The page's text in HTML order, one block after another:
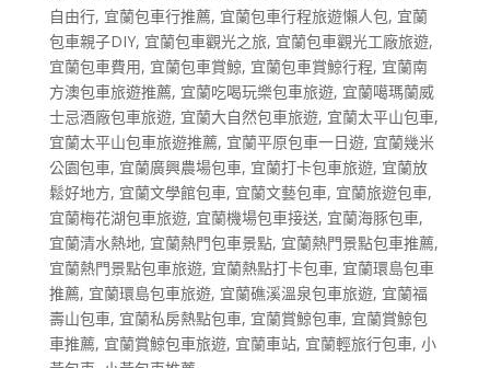
自由行, 宜蘭包車行推薦, 宜蘭包車行程旅遊懶人包, 宜蘭
包車親子DIY, 宜蘭包車觀光之旅, 宜蘭包車觀光工廠旅遊,
宜蘭包車費用, 宜蘭包車賞鯨, 宜蘭包車賞鯨行程, 宜蘭南
方澳包車旅遊推薦, 宜蘭吃喝玩樂包車旅遊, 宜蘭噶瑪蘭威
士忌酒廠包車旅遊, 宜蘭大自然包車旅遊, 宜蘭太平山包車,
宜蘭太平山包車旅遊推薦, 宜蘭平原包車一日遊, 宜蘭幾米
公園包車, 宜蘭廣興農場包車, 宜蘭打卡包車旅遊, 宜蘭放
鬆好地方, 宜蘭文學館包車, 宜蘭文藝包車, 宜蘭旅遊包車,
宜蘭梅花湖包車旅遊, 宜蘭機場包車接送, 宜蘭海豚包車,
宜蘭清水熱地, 宜蘭熱門包車景點, 宜蘭熱門景點包車推薦,
宜蘭熱門景點包車旅遊, 宜蘭熱點打卡包車, 宜蘭環島包車
推薦, 宜蘭環島包車旅遊, 宜蘭礁溪溫泉包車旅遊, 宜蘭福
壽山包車, 宜蘭私房熱點包車, 宜蘭賞鯨包車, 宜蘭賞鯨包
車推薦, 宜蘭賞鯨包車旅遊, 宜蘭車站, 宜蘭輕旅行包車, 小